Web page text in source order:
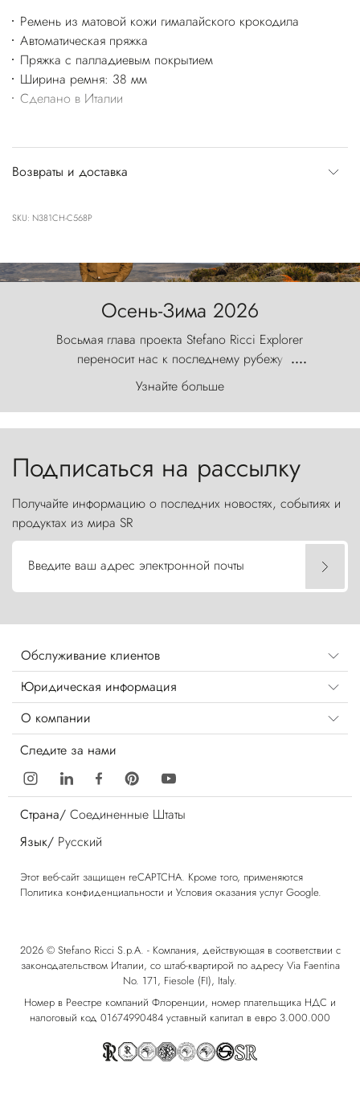
Ремень из матовой кожи гималайского крокодила
Автоматическая пряжка
Пряжка с палладиевым покрытием
Ширина ремня: 38 мм
Сделано в Италии
Возвраты и доставка
SKU: N381CH-C568P
Осень-Зима 2026
Восьмая глава проекта Stefano Ricci Explorer
переносит нас к последнему рубежу
первозданного мира, где ветер с
первобытной яростью ваяет ландшафт, а пики
Торрес-дель-Пайне, словно каменные стражи,
....
Узнайте больше
Подписаться на рассылку
Получайте информацию о последних новостях, событиях и
продуктах из мира SR
Введите ваш адрес электронной почты
Обслуживание клиентов
Юридическая информация
О компании
Следите за нами
Страна/ Соединенные Штаты
Язык/ Русский
Этот веб-сайт защищен reCAPTCHA. Кроме того, применяются
Политика конфиденциальности и Условия оказания услуг Google.
2026 © Stefano Ricci S.p.A. - Компания, действующая в соответствии с
законодательством Италии, со штаб-квартирой по адресу Via Faentina
No. 171, Fiesole (FI), Italy.
Номер в Реестре компаний Флоренции, номер плательщика НДС и
налоговый код 01674990484 уставный капитал в евро 3.000.000